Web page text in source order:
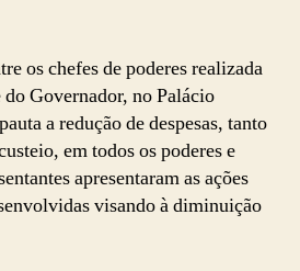
os chefes de poderes realizada
Governador, no Palácio
a redução de despesas, tanto
em todos os poderes e
apresentaram as ações
visando à diminuição